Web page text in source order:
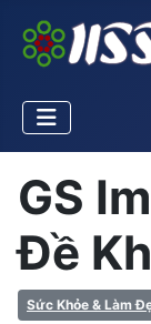
GS
Đề
Sức Khỏe & Làm